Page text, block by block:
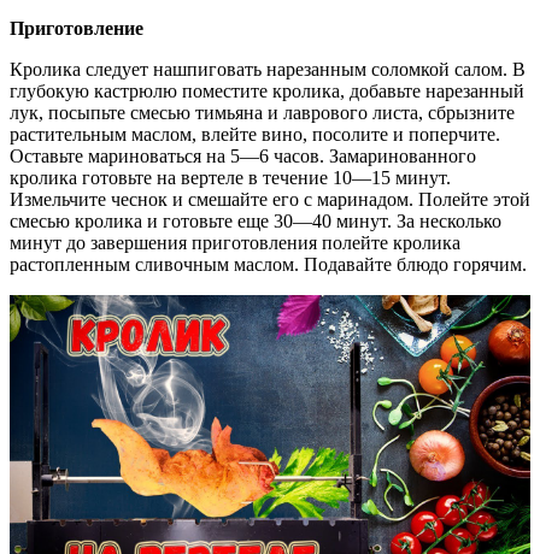
Приготовление
Кролика следует нашпиговать нарезанным соломкой салом. В
глубокую кастрюлю поместите кролика, добавьте нарезанный
лук, посыпьте смесью тимьяна и лаврового листа, сбрызните
растительным маслом, влейте вино, посолите и поперчите.
Оставьте мариноваться на 5—6 часов. Замаринованного
кролика готовьте на вертеле в течение 10—15 минут.
Измельчите чеснок и смешайте его с маринадом. Полейте этой
смесью кролика и готовьте еще 30—40 минут. За несколько
минут до завершения приготовления полейте кролика
растопленным сливочным маслом. Подавайте блюдо горячим.